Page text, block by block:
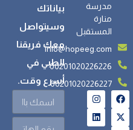
مدرسة
منارة
المستقبل
info@hopeeg.com
00201020226226
00201020226227
بياناتك
وسيتواصل
معك فريقنا
الطبي في
أسرع وقت.